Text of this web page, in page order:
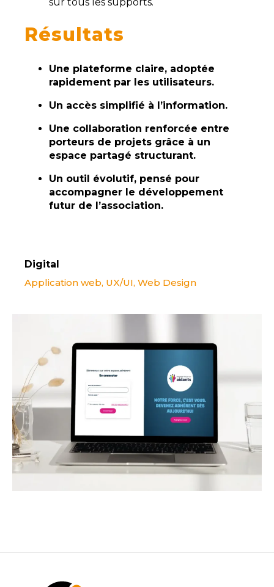
Résultats
Une plateforme claire, adoptée
rapidement par les utilisateurs.
Un accès simplifié à l’information.
Une collaboration renforcée entre
porteurs de projets grâce à un
espace partagé structurant.
Un outil évolutif, pensé pour
accompagner le développement
futur de l’association.
Digital
Application web, UX/UI, Web Design